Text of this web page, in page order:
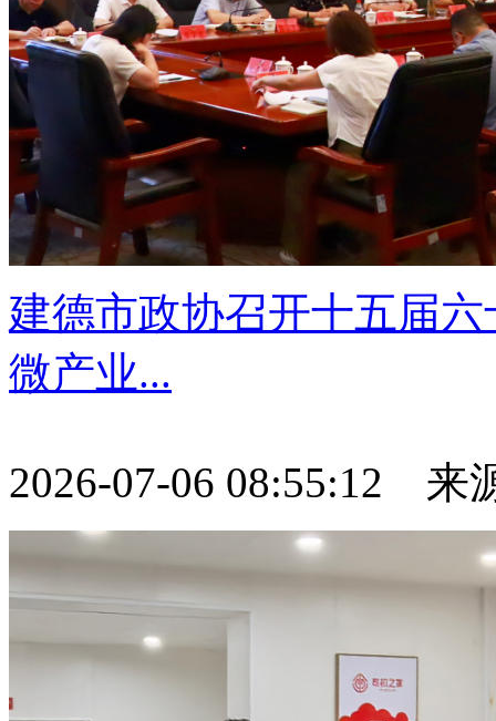
建德市政协召开十五届
微产业...
2026-07-06 08:55:12 来